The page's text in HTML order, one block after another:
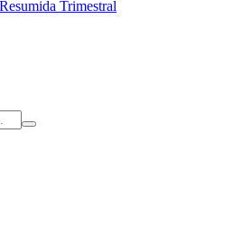
Resumida Trimestral